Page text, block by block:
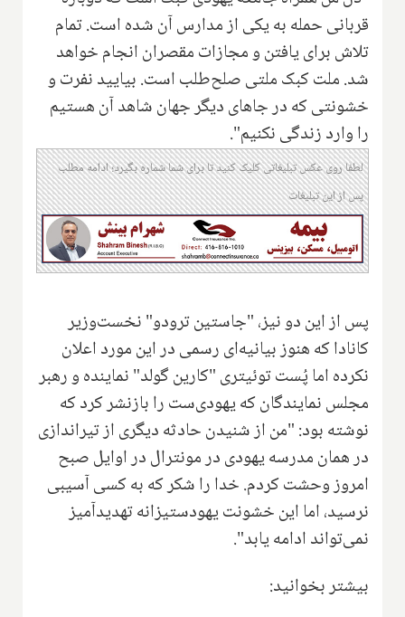
قربانی حمله به یکی از مدارس آن شده است. تمام
تلاش برای یافتن و مجازات مقصران انجام خواهد
شد. ملت کبک ملتی صلح‌طلب است. بیایید نفرت و
خشونتی که در جاهای دیگر جهان شاهد آن هستیم
را وارد زندگی نکنیم".
لطفا روی عکس تبلیغاتی کلیک کنید تا برای شما شماره بگیرد؛ ادامه مطلب
پس از این تبلیغات
پس از این دو نیز، "جاستین ترودو" نخست‌وزیر
کانادا که هنوز بیانیه‌ای رسمی در این مورد اعلان
نکرده اما پُست توئیتری "کارین گولد" نماینده و رهبر
مجلس نمایندگان که یهودی‌ست را بازنشر کرد که
نوشته بود: "من از شنیدن حادثه دیگری از تیراندازی
در همان مدرسه یهودی در مونترال در اوایل صبح
امروز وحشت کردم. خدا را شکر که به کسی آسیبی
نرسید، اما این خشونت یهودستیزانه تهدیدآمیز
نمی‌تواند ادامه یابد".
بیشتر بخوانید: